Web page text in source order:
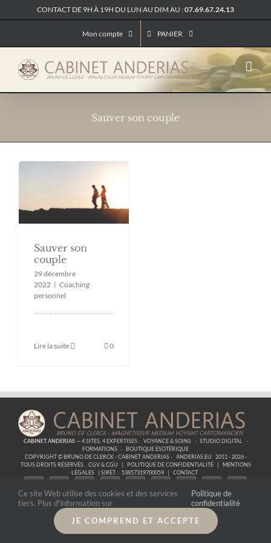
au
CONTACT DE 9H À 19H DU LUN AU DIM AU :07.69.67.24.13
Mon compte PANIER
Sauver son couple
Sauver son
couple
29 décembre
2022 | Coaching
personnel
Lire la suite 0
CABINET ANDERIAS— 4 SITES, 4 EXPERTISES : VOYANCE & SOINS · STUDIO DIGITAL
·
FORMATIONS · BOUTIQUE ÉSOTÉRIQUE
COPYRIGHT © BRUNO DE CLERCK - CABINET ANDERIAS - ANDERIAS.EU
2011 - 2026 -
TOUS DROITS RÉSERVÉS.
CGV & CGU | POLITIQUE DE CONFIDENTIALITÉ |
MENTIONS
LÉGALES
| SIRET : 53857319700059 | CONTACT
Ce site Web utilise des cookies et des services
tiers. Plus d'information sur
Politique de
confidentialité
JE COMPREND ET ACCEPTE